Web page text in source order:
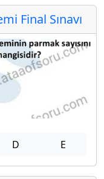
Final Sınavı
D E